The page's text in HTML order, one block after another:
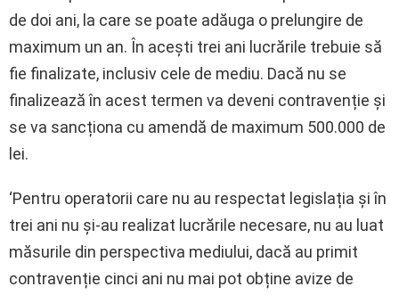
de doi ani, la care se poate adăuga o prelungire de
maximum un an. În acești trei ani lucrările trebuie să
fie finalizate, inclusiv cele de mediu. Dacă nu se
finalizează în acest termen va deveni contravenție și
se va sancționa cu amendă de maximum 500.000 de
lei.
‘Pentru operatorii care nu au respectat legislația și în
trei ani nu și-au realizat lucrările necesare, nu au luat
măsurile din perspectiva mediului, dacă au primit
contravenție cinci ani nu mai pot obține avize de